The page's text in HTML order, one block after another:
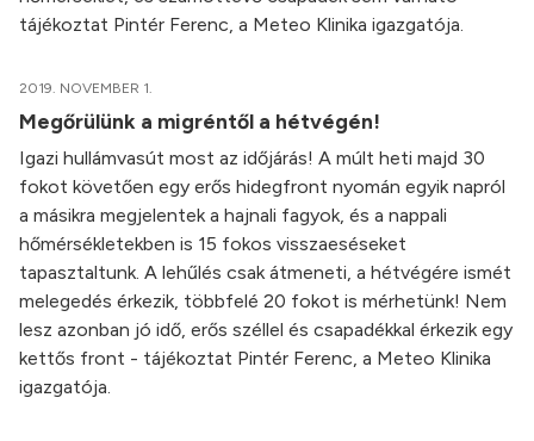
tájékoztat Pintér Ferenc, a Meteo Klinika igazgatója.
2019. NOVEMBER 1.
Megőrülünk a migréntől a hétvégén!
Igazi hullámvasút most az időjárás! A múlt heti majd 30
fokot követően egy erős hidegfront nyomán egyik napról
a másikra megjelentek a hajnali fagyok, és a nappali
hőmérsékletekben is 15 fokos visszaeséseket
tapasztaltunk. A lehűlés csak átmeneti, a hétvégére ismét
melegedés érkezik, többfelé 20 fokot is mérhetünk! Nem
lesz azonban jó idő, erős széllel és csapadékkal érkezik egy
kettős front - tájékoztat Pintér Ferenc, a Meteo Klinika
igazgatója.